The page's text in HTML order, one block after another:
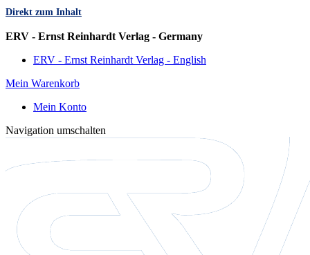
Direkt zum Inhalt
ERV - Ernst Reinhardt Verlag - Germany
ERV - Ernst Reinhardt Verlag - English
Mein Warenkorb
Mein Konto
Navigation umschalten